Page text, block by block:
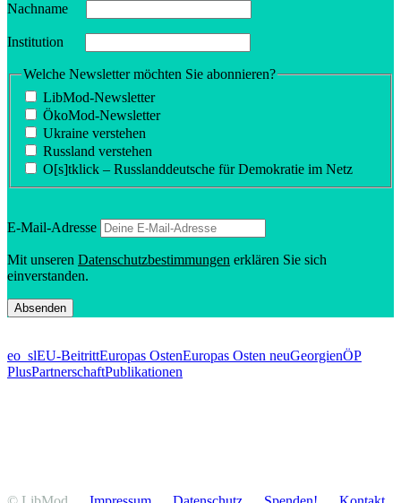
Nachname
Insti­tution
Welche Newsletter möchten Sie abonnieren?
LibMod-Newsletter
ÖkoMod-Newsletter
Ukraine verstehen
Russland verstehen
O[s]tklick – Russland­deutsche für Demokratie im Netz
E‑Mail-Adresse
Mit unseren Daten­schutz­be­stim­mungen erklären Sie sich
einverstanden.
eo_slEU-BeitrittEuropas OstenEuropas Osten neuGeorgienÖP
PlusPartnerschaftPublikationen